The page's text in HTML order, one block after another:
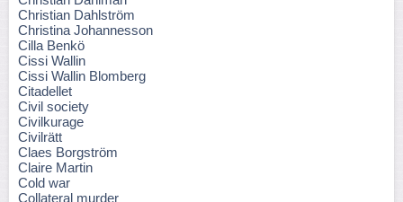
Christian Dahlström
Christina Johannesson
Cilla Benkö
Cissi Wallin
Cissi Wallin Blomberg
Citadellet
Civil society
Civilkurage
Civilrätt
Claes Borgström
Claire Martin
Cold war
Collateral murder